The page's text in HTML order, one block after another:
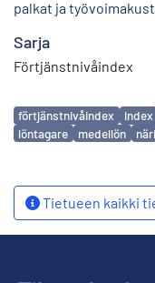
palkat ja
Sarja
Förtjänstnivåindex
Avainsanat
förtjänstnivåindex index
löntagare
medellön
Tietueen kaikki